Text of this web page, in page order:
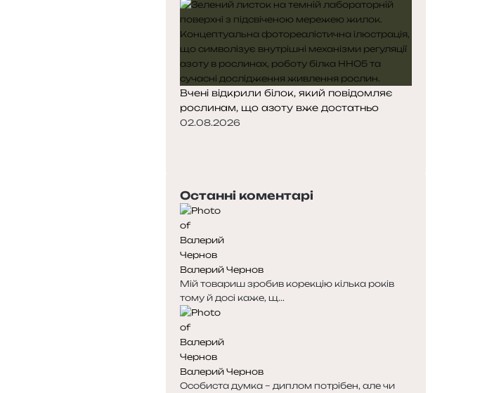
Вчені відкрили білок, який повідомляє
рослинам, що азоту вже достатньо
02.08.2026
р
е
д
н
я
с
т
о
р
і
н
к
а
т
у
п
н
а
с
т
о
р
і
н
к
а
Останні коментарі
Валерий Чернов
Мій товариш зробив корекцію кілька років
тому й досі каже, щ...
Валерий Чернов
Особиста думка – диплом потрібен, але чи